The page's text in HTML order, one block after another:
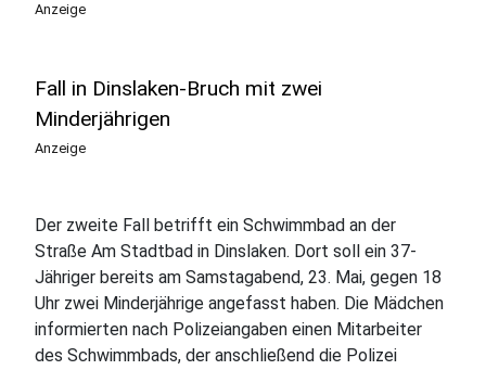
Anzeige
Fall in Dinslaken-Bruch mit zwei
Minderjährigen
Anzeige
Der zweite Fall betrifft ein Schwimmbad an der
Straße Am Stadtbad in Dinslaken. Dort soll ein 37-
Jähriger bereits am Samstagabend, 23. Mai, gegen 18
Uhr zwei Minderjährige angefasst haben. Die Mädchen
informierten nach Polizeiangaben einen Mitarbeiter
des Schwimmbads, der anschließend die Polizei